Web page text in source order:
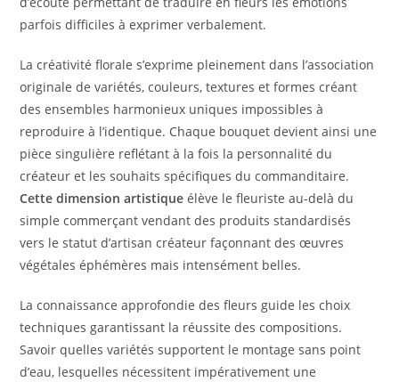
parfois difficiles à exprimer verbalement.
La créativité florale s’exprime pleinement dans l’association
originale de variétés, couleurs, textures et formes créant
des ensembles harmonieux uniques impossibles à
reproduire à l’identique. Chaque bouquet devient ainsi une
pièce singulière reflétant à la fois la personnalité du
créateur et les souhaits spécifiques du commanditaire.
Cette dimension artistique élève le fleuriste au-delà du
simple commerçant vendant des produits standardisés
vers le statut d’artisan créateur façonnant des œuvres
végétales éphémères mais intensément belles.
La connaissance approfondie des fleurs guide les choix
techniques garantissant la réussite des compositions.
Savoir quelles variétés supportent le montage sans point
d’eau, lesquelles nécessitent impérativement une